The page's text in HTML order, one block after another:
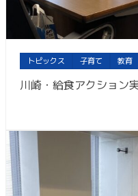
トピックス 子育て 教育
川崎・給食アクション